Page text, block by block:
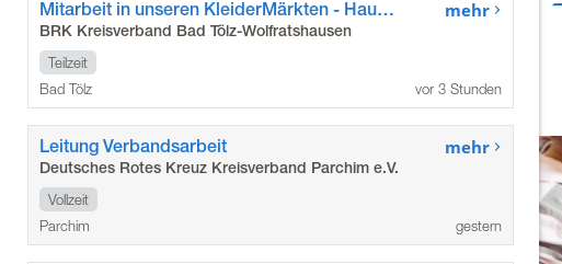
Mitarbeit in unseren KleiderMärkten - Hauptstandort Bad Tölz (m/w/d)
BRK Kreisverband Bad Tölz-Wolfratshausen
Teilzeit
Bad Tölz
mehr
vor 3 Stunden
Leitung Verbandsarbeit
Deutsches Rotes Kreuz Kreisverband Parchim e.V.
Vollzeit
Parchim
mehr
gestern